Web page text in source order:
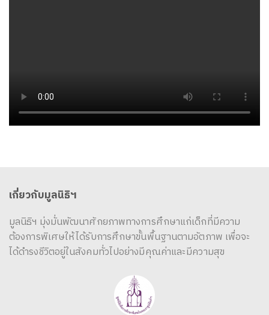
เกี่ยวกับมูลนิธิฯ
มูลนิธิฯ มุ่งมั่นพัฒนาศักยภาพทางการศึกษาแก่เด็กที่มีความ
ต้องการพิเศษให้ได้รับการศึกษาขั้นพื้นฐานตามอัตภาพ เพื่อจะ
ได้ดำรงชีวิตอยู่ในสังคมทั่วไปอย่างมีคุณค่าและมีความสุข